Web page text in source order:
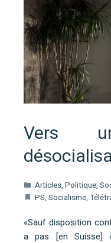
Vers
Articles, Politique,
PS, Socialisme,
«Sauf disposition
a pas [en Suisse]